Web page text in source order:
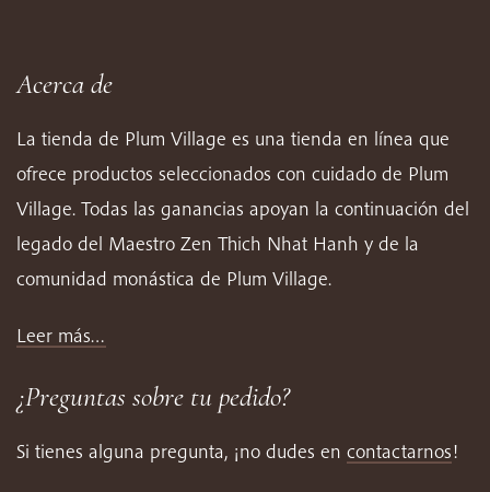
Acerca de
La tienda de Plum Village es una tienda en línea que
ofrece productos seleccionados con cuidado de Plum
Village. Todas las ganancias apoyan la continuación del
legado del Maestro Zen Thich Nhat Hanh y de la
comunidad monástica de Plum Village.
Leer más…
¿Preguntas sobre tu pedido?
Si tienes alguna pregunta, ¡no dudes en contactarnos!